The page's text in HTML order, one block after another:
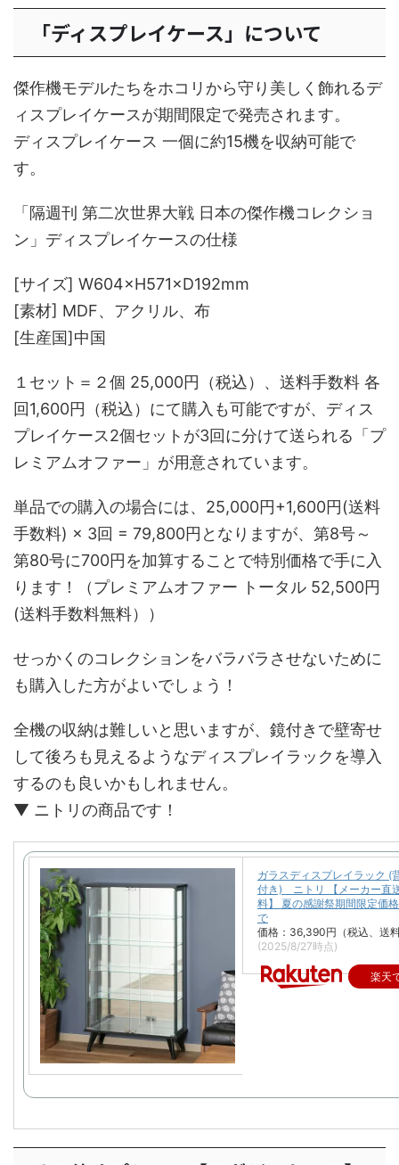
「ディスプレイケース」について
傑作機モデルたちをホコリから守り美しく飾れるデ
ィスプレイケースが期間限定で発売されます。
ディスプレイケース 一個に約15機を収納可能で
す。
「隔週刊 第二次世界大戦 日本の傑作機コレクショ
ン」ディスプレイケースの仕様
[サイズ] W604×H571×D192mm
[素材] MDF、アクリル、布
[生産国]中国
１セット＝２個 25,000円（税込）、送料手数料 各
回1,600円（税込）にて購入も可能ですが、ディス
プレイケース2個セットが3回に分けて送られる「プ
レミアムオファー」が用意されています。
単品での購入の場合には、25,000円+1,600円(送料
手数料) × 3回 = 79,800円となりますが、第8号～
第80号に700円を加算することで特別価格で手に入
ります！（プレミアムオファー トータル 52,500円
(送料手数料無料））
せっかくのコレクションをバラバラさせないために
も購入した方がよいでしょう！
全機の収納は難しいと思いますが、鏡付きで壁寄せ
して後ろも見えるようなディスプレイラックを導入
するのも良いかもしれません。
▼ ニトリの商品です！
ガラスディスプレイラック (
付き) ニトリ 【メーカー直
料】 夏の感謝祭期間限定価
で
価格：36,390円（税込、送
(2025/8/27時点)
楽天